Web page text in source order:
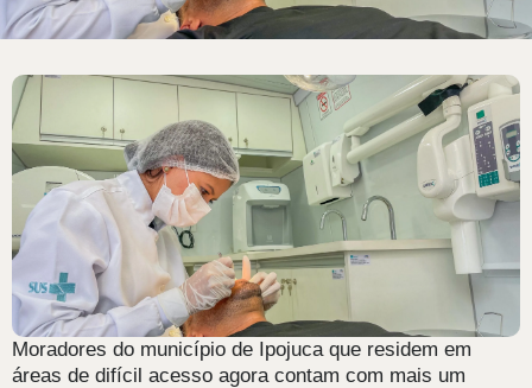
Moradores do município de Ipojuca que residem em
áreas de difícil acesso agora contam com mais um